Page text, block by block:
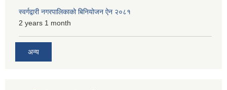
स्वर्गद्वारी नगरपालिकाको बिनियोजन ऐन २०८१
2 years 1 month
अन्य